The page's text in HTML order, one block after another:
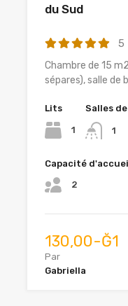
du Sud
5
Chambre de 15
sépares), salle de
Lits
1
Salles
1
Capacité
2
130,00-Ğ1
Par
Gabriella